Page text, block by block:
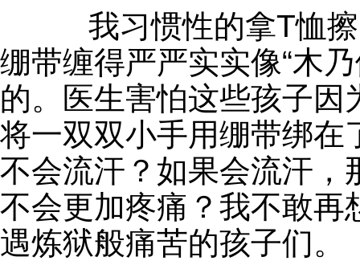
我习惯性的拿T恤擦
绷带缠得严严实实像“木
的。医生害怕这些孩子
将一双双小手用绷带绑在
不会流汗？如果会流汗，
不会更加疼痛？我不敢再
遇炼狱般痛苦的孩子们。